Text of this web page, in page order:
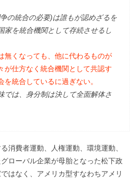
の統合の必要)は誰もが認めざるを
家を統合機関として存続させるし
くなっても、他に代わるものが
が仕方なく統合機関として共認す
統合しているに過ぎない。
では、身分制は決して全面解体さ
消費者運動、人権運動、環境運動、
ローバル企業が母胎となった松下政
はなく、アメリカ型すなわちアメリ